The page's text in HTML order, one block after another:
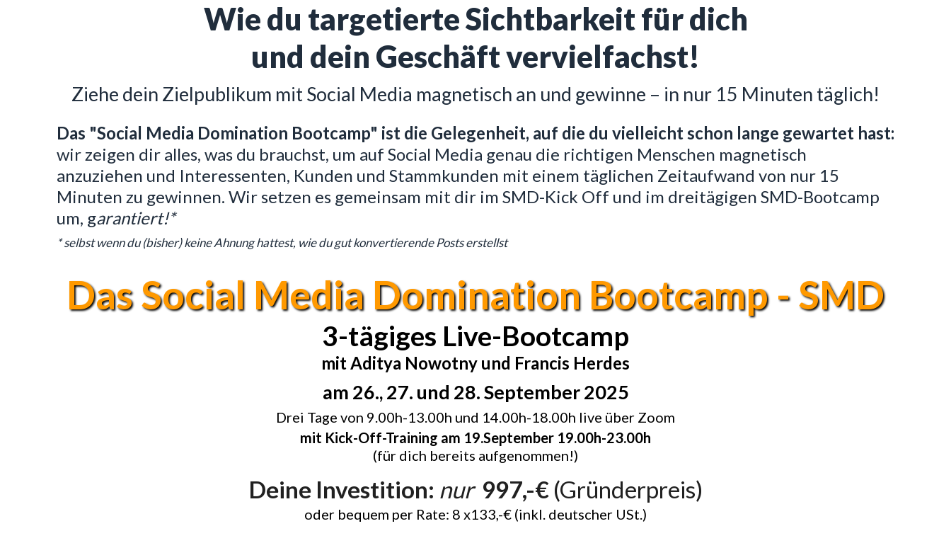
Wie du targetierte Sichtbarkeit für dich
und dein Geschäft vervielfachst!
Ziehe dein Zielpublikum mit Social Media magnetisch an und gewinne – in nur 15 Minuten täglich!
Das "Social Media Domination Bootcamp" ist die Gelegenheit, auf die du vielleicht schon lange gewartet hast:
wir zeigen dir alles, was du brauchst, um auf Social Media genau die richtigen Menschen magnetisch
anzuziehen und Interessenten, Kunden und Stammkunden mit einem täglichen Zeitaufwand von nur 15
Minuten zu gewinnen. Wir setzen es gemeinsam mit dir im SMD-Kick Off und im dreitägigen SMD-Bootcamp
um, garantiert!*
* selbst wenn du (bisher) keine Ahnung hattest, wie du gut konvertierende Posts erstellst
Das Social Media Domination Bootcamp - SMD
3-tägiges Live-Bootcamp
mit Aditya Nowotny und Francis Herdes
am 26., 27. und 28. September 2025
Drei Tage von 9.00h-13.00h und 14.00h-18.00h live über Zoom
mit Kick-Off-Training am 19.September 19.00h-23.00h
(für dich bereits aufgenommen!)
Deine Investition: nur997,-€ (Gründerpreis)
oder bequem per Rate: 8 x133,-€ (inkl. deutscher USt.)